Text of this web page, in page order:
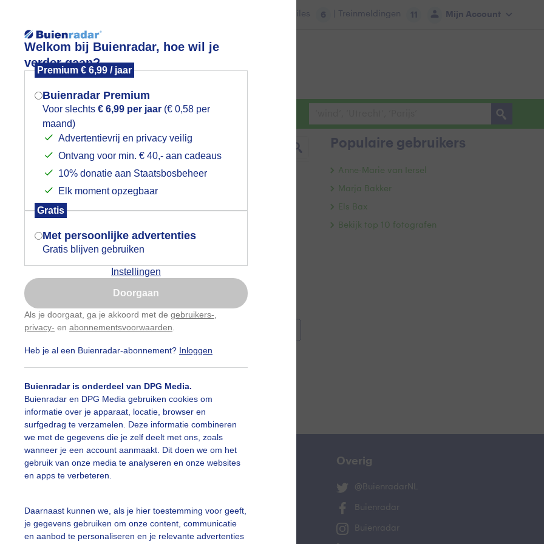
Welkom bij Buienradar, hoe wil je
verder gaan?
Premium € 6,99 / jaar
Buienradar Premium
Voor slechts € 6,99 per jaar (€ 0,58 per
maand)
Advertentievrij en privacy veilig
Ontvang voor min. € 40,- aan cadeaus
10% donatie aan Staatsbosbeheer
Elk moment opzegbaar
Gratis
Met persoonlijke advertenties
Gratis blijven gebruiken
Instellingen
Doorgaan
Als je doorgaat, ga je akkoord met de gebruikers-
privacy- en abonnementsvoorwaarden
Heb je al een Buienradar-abonnement? Inloggen
Buienradar is onderdeel van DPG Media.
Buienradar en DPG Media gebruiken cookies om
informatie over je apparaat, locatie, browser en
surfgedrag te verzamelen. Deze informatie combineren
we met de gegevens die je zelf deelt met ons, zoals
wanneer je een account aanmaakt. Dit doen we om het
gebruik van onze media te analyseren en onze websites
en apps te verbeteren.
Daarnaast kunnen we, als je hier toestemming voor geeft,
je gegevens gebruiken om onze content, communicatie
en aanbod te personaliseren en je relevante advertenties
Mijn Account
Files 6 | Treinmeldingen 11
Foto en video Weerzine
slideshow
Een moment geduld aub...
#bewolking #bewolkt
#fietser #fietsers #grondmist
#kinderen #kiters #kurkdroog
#maan #mist
#opklaringen #paraplu
#sproeien #stapelwolkjes
alle categorieën
Populaire gebruikers
Anne-Marie van Iersel
Marja Bakker
Els Bax
Bekijk top 10 fotografen
vragen
Mijn weer Overig
@BuienradarNL
Buienradar
Buienradar
Mogen we je locatie gebruiken voor
het weer?
Indien je hier nog geen akkoord op hebt
gegeven, verschijnt er zo een pop-up uit
je browser waarin deze toestemming
gevraagd wordt.
Is goed, toon de popup
Nu niet, misschien later
Gebruik je Safari en wil je niet elke dag deze pop-up
Klikhierom dit aan te passen